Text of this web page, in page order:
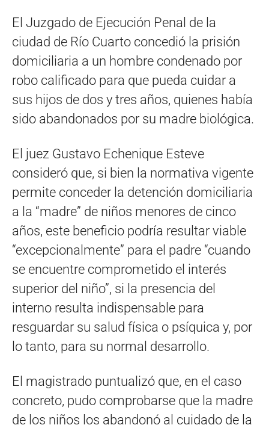
El Juzgado de Ejecución Penal de la
ciudad de Río Cuarto concedió la prisión
domiciliaria a un hombre condenado por
robo calificado para que pueda cuidar a
sus hijos de dos y tres años, quienes había
sido abandonados por su madre biológica.
El juez Gustavo Echenique Esteve
consideró que, si bien la normativa vigente
permite conceder la detención domiciliaria
a la “madre” de niños menores de cinco
años, este beneficio podría resultar viable
“excepcionalmente” para el padre “cuando
se encuentre comprometido el interés
superior del niño”, si la presencia del
interno resulta indispensable para
resguardar su salud física o psíquica y, por
lo tanto, para su normal desarrollo.
El magistrado puntualizó que, en el caso
concreto, pudo comprobarse que la madre
de los niños los abandonó al cuidado de la